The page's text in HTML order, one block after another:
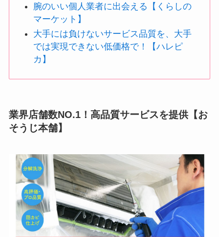
腕のいい個人業者に出会える【くらしの
マーケット】
大手には負けないサービス品質を、大手
では実現できない低価格で！【ハレピ
カ】
業界店舗数NO.1！高品質サービスを提供【お
そうじ本舗】